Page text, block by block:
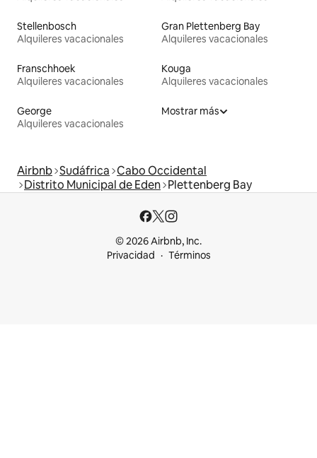
Stellenbosch
Alquileres vacacionales
Gran Plettenberg Bay
Alquileres vacacionales
Franschhoek
Alquileres vacacionales
Kouga
Alquileres vacacionales
George
Alquileres vacacionales
Mostrar más
Airbnb Sudáfrica Cabo Occidental
Distrito Municipal de Eden Plettenberg Bay
© 2026 Airbnb, Inc.
Privacidad
Términos